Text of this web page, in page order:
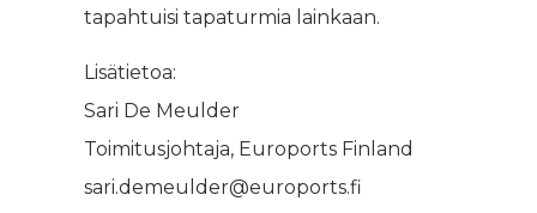
tapahtuisi tapaturmia lainkaan.
Lisätietoa:
Sari De Meulder
Toimitusjohtaja, Euroports Finland
sari.demeulder@euroports.fi